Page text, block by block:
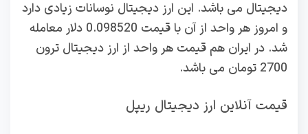
دیجیتال می باشد. این ارز دیجیتال نوسانات زیادی دارد
و امروز هر واحد از آن با قیمت 0.098520 دلار معامله
شد. در ایران هم قیمت هر واحد از ارز دیجیتال ترون
2700 تومان می باشد.
قیمت آنلاین ارز دیجیتال ریپل